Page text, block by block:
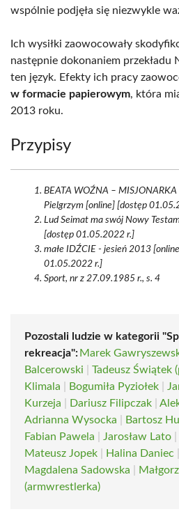
wspólnie podjęła się niezwykle
Ich wysiłki zaowocowały
następnie dokonaniem przekładu
ten język. Efekty ich pracy
w formacie papierowym, która
2013 roku.
Przypisy
BEATA WOŹNA –
Pielgrzym [online] [dostęp
Lud Seimat ma swój Nowy
[dostęp 01.05.2022 r.]
małe IDŹCIE - jesień 2013
01.05.2022 r.]
Sport, nr z 27.09.1985 r., s. 4
Pozostali ludzie w kategorii
rekreacja": Marek
Balcerowski
Tadeusz Świątek
Klimala
Bogumiła Pyziołek
Kurzeja
Dariusz Filipczak
Adrianna Wysocka
Bartosz
Fabian Pawela
Jarosław Lato
Mateusz Jopek
Halina Daniec
Magdalena Sadowska
(armwrestlerka)